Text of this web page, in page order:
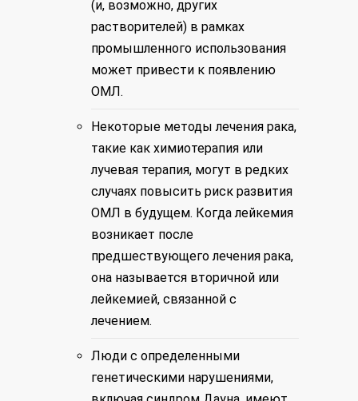
(и, возможно, других
растворителей) в рамках
промышленного использования
может привести к появлению
ОМЛ.
Некоторые методы лечения рака,
такие как химиотерапия или
лучевая терапия, могут в редких
случаях повысить риск развития
ОМЛ в будущем. Когда лейкемия
возникает после
предшествующего лечения рака,
она называется вторичной или
лейкемией, связанной с
лечением.
Люди с определенными
генетическими нарушениями,